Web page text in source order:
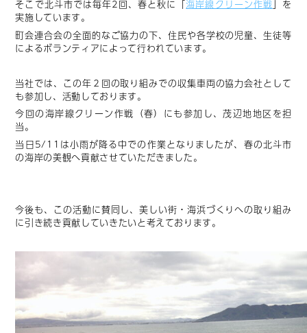
そこで北斗市では毎年2回、春と秋に「海岸線クリーン作戦 」を
実施しています。
町会連合会の全面的なご協力の下、住民や各学校の児童、生徒等
によるボランティアによって行われています。
当社では、この年２回の取り組みでの収集車両の協力会社として
も参加し、活動しております。
今回の海岸線クリーン作戦（春）にも参加し、茂辺地地区を担
当。
当日5/11は小雨が降る中での作業となりましたが、春の北斗市
の海岸の美観へ貢献させていただきました。
今後も、この活動に賛同し、美しい街・海浜づくりへの取り組み
に引き続き貢献していきたいと考えております。